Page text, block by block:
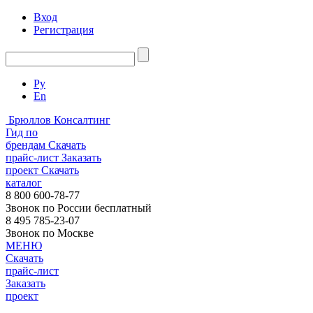
Вход
Регистрация
Ру
En
Брюллов Консалтинг
Гид по
брендам Скачать
прайс-лист Заказать
проект Скачать
каталог
8 800 600-78-77
Звонок по России бесплатный
8 495 785-23-07
Звонок по Москве
МЕНЮ
Скачать
прайс-лист
Заказать
проект